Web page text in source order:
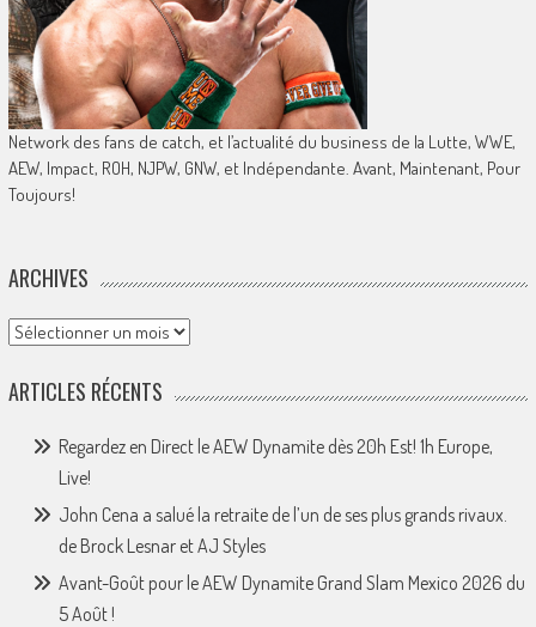
Network des fans de catch, et l’actualité du business de la Lutte, WWE,
AEW, Impact, ROH, NJPW, GNW, et Indépendante. Avant, Maintenant, Pour
Toujours!
ARCHIVES
Archives
ARTICLES RÉCENTS
Regardez en Direct le AEW Dynamite dès 20h Est! 1h Europe,
Live!
John Cena a salué la retraite de l’un de ses plus grands rivaux.
de Brock Lesnar et AJ Styles
Avant-Goût pour le AEW Dynamite Grand Slam Mexico 2026 du
5 Août !